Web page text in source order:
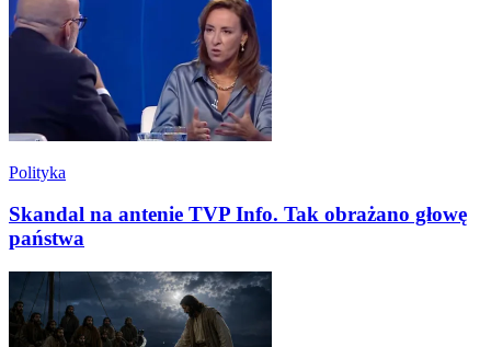
Polityka
Skandal na antenie TVP Info. Tak obrażano głowę
państwa